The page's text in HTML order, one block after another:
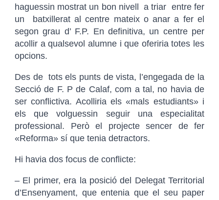
haguessin mostrat un bon nivell a triar entre fer
un batxillerat al centre mateix o anar a fer el
segon grau d’ F.P. En definitiva, un centre per
acollir a qualsevol alumne i que oferiria totes les
opcions.
Des de tots els punts de vista, l’engegada de la
Secció de F. P de Calaf, com a tal, no havia de
ser conflictiva. Acolliria els «mals estudiants» i
els que volguessin seguir una especialitat
professional. Però el projecte sencer de fer
«Reforma» sí que tenia detractors.
Hi havia dos focus de conflicte:
– El primer, era la posició del Delegat Territorial
d’Ensenyament, que entenia que el seu paper